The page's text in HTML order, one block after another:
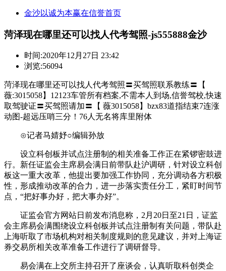
金沙以诚为本赢在信誉首页
菏泽现在哪里还可以找人代考驾照-js555888金沙
时间:2020年12月27日 23:42
浏览:56094
菏泽现在哪里还可以找人代考驾照〓买驾照联系教练〓【
薇:3015058】12123车管所有档案,不需本人到场,信誉驾校,快速
取驾驶证〓买驾照请加〓【 薇3015058】bzx83道指结束7连涨
动图-超远压哨三分！76人无名将库里附体
⊙记者马婧妤○编辑孙放
设立科创板并试点注册制的相关准备工作正在紧锣密鼓进
行。新任证监会主席易会满日前带队赴沪调研，针对设立科创
板这一重大改革，他提出要加强工作协同，充分调动各方积极
性，形成推动改革的合力，进一步落实责任分工，紧盯时间节
点，“把好事办好，把大事办好”。
证监会官方网站日前发布消息称，2月20日至21日，证监
会主席易会满围绕设立科创板并试点注册制有关问题，带队赴
上海听取了市场机构对相关制度规则的意见建议，并对上海证
券交易所相关改革准备工作进行了调研督导。
易会满在上交所主持召开了座谈会，认真听取科创类企